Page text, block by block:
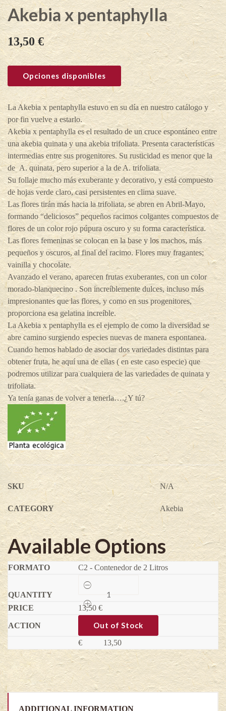
Akebia x pentaphylla
13,50€
Opciones disponibles
La Akebia x pentaphylla estuvo en su día en nuestro catálogo y
por fin vuelve a estarlo.
Akebia x pentaphylla es el resultado de un cruce espontáneo entre
una akebia quinata y una akebia trifoliata. Presenta características
intermedias entre sus progenitores. Su rusticidad es menor que la
de A. quinata, pero superior a la de A. trifoliata.
Su follaje mucho más exuberante y decorativo, y está compuesto
de hojas verde claro, casi persistentes en clima suave.
Las flores tirán más hacia la trifoliata, se abren en Abril-Mayo,
formando “deliciosos” pequeños racimos colgantes compuestos de
flores de un color rojo púpura oscuro y su forma característica.
Las flores femeninas se colocan en la base y los machos, más
pequeños y oscuros, al final del racimo. Flores muy fragantes;
vainilla y chocolate.
Avanzado el verano, aparecen frutas exuberantes, con un color
morado-blanquecino . Son increíblemente dulces, incluso más
impresionantes que las flores, y como en sus progenitores,
proporciona esa gelatina increíble.
La Akebia x pentaphylla es el ejemplo de como la diversidad se
abre camino surgiendo especies nuevas de manera espontanea.
Cuando hemos hablado de asociar dos variedades distintas para
obtener fruta, he aquí una de ellas ( en este caso especie) que
podremos utilizar para cualquiera de las variedades de quinata y
trifoliata.
Ya tenía ganas de volver a tenerla….¿Y tú?
SKU N/A
CATEGORY Akebia
Available Options
C2 - Contenedor de 2 Litros
Akebia
pentaphylla-
Akebia
x
pentaphylla
13,50 €
Out of Stock
€ 13,50
ADDITIONAL INFORMATION